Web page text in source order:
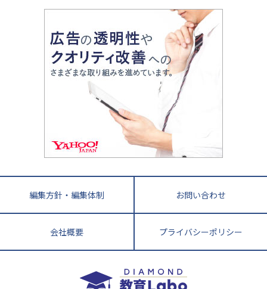
大阪府
兵庫県 京都府 奈良県
和歌山県
鳥取県
島根県 岡山県 広島県
香川県
高知県
長崎県 熊本県
鹿児島県 沖縄県
教育全般
大学受験塾の選び方
中学受験に熱心な市区町村ランキング
小学校受験
家庭教師
運動と遊びを考える
情報Ⅰ、数学が苦手な人注目！最短距離の学力
アップ法
悩み多き「大学受験」相談室
英語・英会話・英検対策
小学校教師が解説！中学受験のリアル
教育ジャーナリストが徹底解説！ 大学受験の羅
大学入試改革
ママテクエグザム
進化する中高一貫校・高校
編集方針・編集体制 お問い合わせ
会社概要 プライバシーポリシー